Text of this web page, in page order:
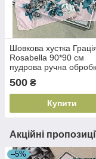
Шовкова хустка
Rosabella 90*90 см
пудрова ручна
500 ₴
Купити
Акційні
–5%